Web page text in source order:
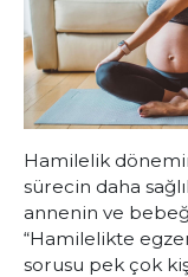
Hamilelik
sürecin daha
annenin ve
“Hamilelikte
sorusu pek çok